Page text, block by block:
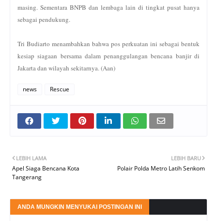
masing. Sementara BNPB dan lembaga lain di tingkat pusat hanya
sebagai pendukung.
Tri Budiarto menambahkan bahwa pos perkuatan ini sebagai bentuk
kesiap siagaan bersama dalam penanggulangan bencana banjir di
Jakarta dan wilayah sekitarnya. (Aan)
news Rescue
LEBIH BARU
Polair Polda Metro Latih Senkom
LEBIH LAMA
Apel Siaga Bencana Kota
Tangerang
ANDA MUNGKIN MENYUKAI POSTINGAN INI